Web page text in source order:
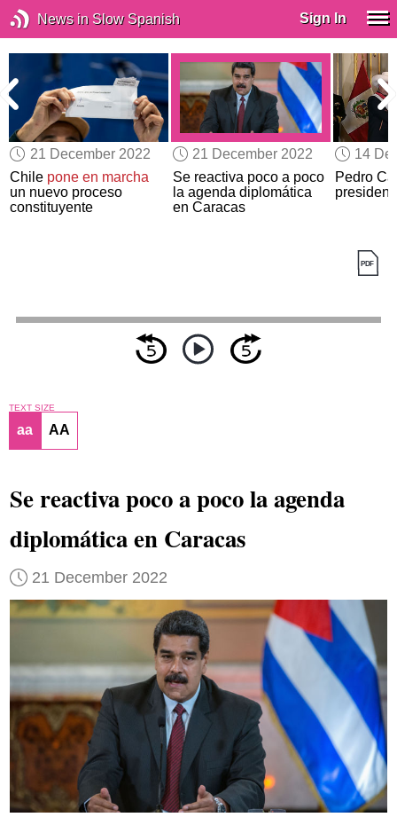
News in Slow Spanish Sign In
21 December 2022
Chile pone en marcha
un nuevo proceso
constituyente
21 December 2022
Se reactiva poco a poco
la agenda diplomática
en Caracas
14
Pedro
TEXT SIZE
aa AA
Se reactiva poco a poco la agenda
diplomática en Caracas
21 December 2022